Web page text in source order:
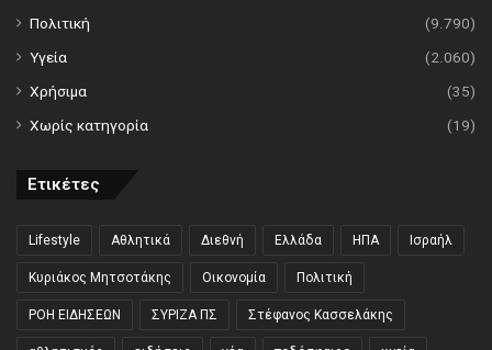
Πολιτική
(9.790)
Υγεία
(2.060)
Χρήσιμα
(35)
Χωρίς κατηγορία
(19)
Ετικέτες
Lifestyle Αθλητικά Διεθνή Ελλάδα ΗΠΑ Ισραήλ
Κυριάκος Μητσοτάκης Οικονομία Πολιτική
ΡΟΗ ΕΙΔΗΣΕΩΝ ΣΥΡΙΖΑ ΠΣ Στέφανος Κασσελάκης